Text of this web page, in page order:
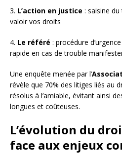
3. L’action en justice : saisine
valoir vos droits
4. Le référé : procédure
rapide en cas de trouble
Une enquête menée par l’
révèle que 70% des litiges liés au
résolus à l’amiable, évitant ainsi
longues et coûteuses.
L’évolution du
face aux enjeux